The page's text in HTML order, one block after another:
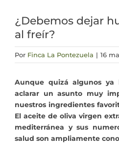
¿Debemos dejar
al freír?
Por Finca La Pontezuela | 16
Aunque quizá algunos ya
aclarar un asunto muy
nuestros ingredientes
El aceite de oliva virgen
mediterránea y sus
salud son ampliamente